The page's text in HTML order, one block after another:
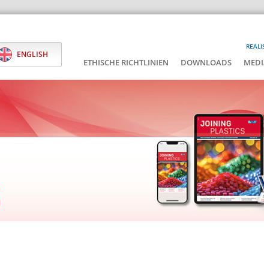
ENGLISH
ETHISCHE RICHTLINIEN DOWNLOADS